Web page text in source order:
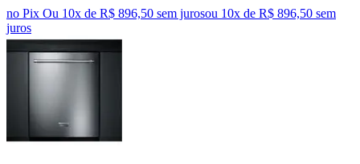
no Pix Ou 10x de R$ 896,50 sem jurosou 10x de R$ 896,50 sem
juros